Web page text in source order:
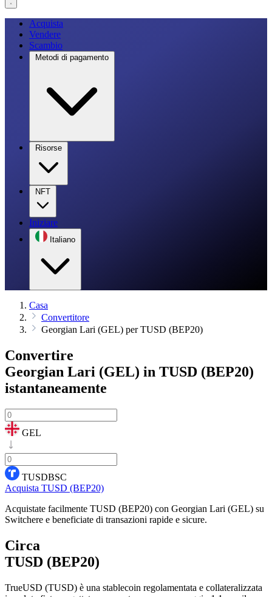
Acquista
Vendere
Scambio
Metodi di pagamento
Risorse
NFT
Iniziare
Italiano
Casa
Convertitore
Georgian Lari (GEL) per TUSD (BEP20)
Convertire
Georgian Lari (GEL) in TUSD (BEP20)
istantaneamente
GEL
TUSDBSC
Acquista TUSD (BEP20)
Acquistate facilmente TUSD (BEP20) con Georgian Lari (GEL) su
Switchere e beneficiate di transazioni rapide e sicure.
Circa
TUSD (BEP20)
TrueUSD (TUSD) è una stablecoin regolamentata e collateralizzata